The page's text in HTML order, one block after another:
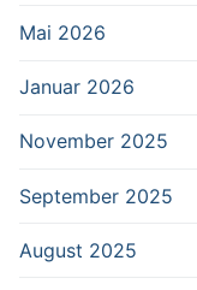
Mai 2026
Januar 2026
November 2025
September 2025
August 2025